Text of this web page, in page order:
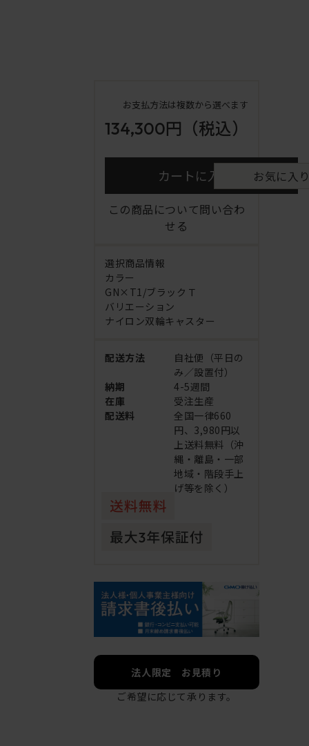
お支払方法は複数から選べます
134,300円 （税込）
カートに入れる お気に入
この商品について問い合わ
せる
選択商品情報
カラー
GN×T1/ブラックＴ
バリエーション
ナイロン双輪キャスター
配送方法
自社便（平日の
み／設置付）
納期
4-5週間
在庫
受注生産
配送料
全国一律660
円、3,980円以
上送料無料（沖
縄・離島・一部
地域・階段手上
げ等を除く）
法人限定 お見積り
ご希望に応じて承ります。